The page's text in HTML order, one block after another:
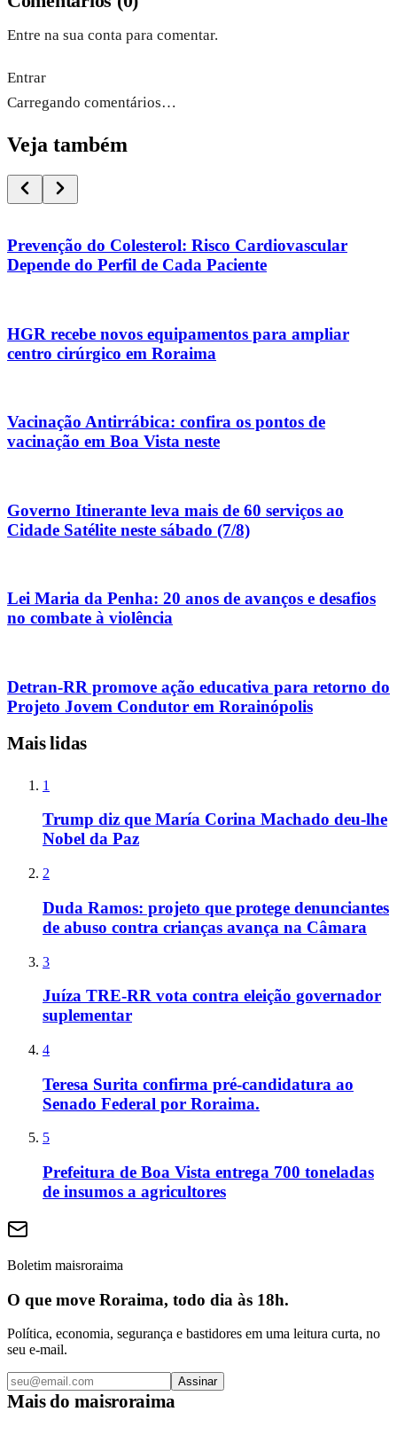
Entre na sua conta para comentar.
Entrar
Carregando comentários…
Veja também
Prevenção do Colesterol: Risco Cardiovascular
Depende do Perfil de Cada Paciente
HGR recebe novos equipamentos para ampliar
centro cirúrgico em Roraima
Vacinação Antirrábica: confira os pontos de
vacinação em Boa Vista neste
Governo Itinerante leva mais de 60 serviços ao
Cidade Satélite neste sábado (7/8)
Lei Maria da Penha: 20 anos de avanços e desafios
no combate à violência
Detran-RR promove ação educativa para retorno do
Projeto Jovem Condutor em Rorainópolis
Mais lidas
1
Trump diz que María Corina Machado deu-lhe
Nobel da Paz
2
Duda Ramos: projeto que protege denunciantes
de abuso contra crianças avança na Câmara
3
Juíza TRE-RR vota contra eleição governador
suplementar
4
Teresa Surita confirma pré-candidatura ao
Senado Federal por Roraima.
5
Prefeitura de Boa Vista entrega 700 toneladas
de insumos a agricultores
Boletim maisroraima
O que move Roraima, todo dia às 18h.
Política, economia, segurança e bastidores em uma leitura curta, no
seu e-mail.
Assinar
Mais do maisroraima